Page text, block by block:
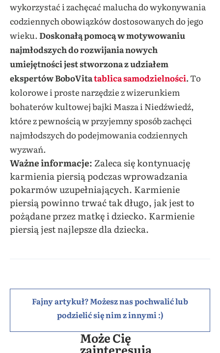
wykorzystać i zachęcać malucha do wykonywania
codziennych obowiązków dostosowanych do jego
wieku. Doskonałą pomocą w motywowaniu
najmłodszych do rozwijania nowych
umiejętności jest stworzona z udziałem
ekspertów BoboVitatablica samodzielności.To
kolorowe i proste narzędzie z wizerunkiem
bohaterów kultowej bajki Masza i Niedźwiedź,
które z pewnością w przyjemny sposób zachęci
najmłodszych do podejmowania codziennych
wyzwań.
Ważne informacje: Zaleca się kontynuację
karmienia piersią podczas wprowadzania
pokarmów uzupełniających. Karmienie
piersią powinno trwać tak długo, jak jest to
pożądane przez matkę i dziecko. Karmienie
piersią jest najlepsze dla dziecka.
Fajny artykuł? Możesz nas pochwalić lub
podzielić się nim z innymi :)
Może Cię
zainteresują